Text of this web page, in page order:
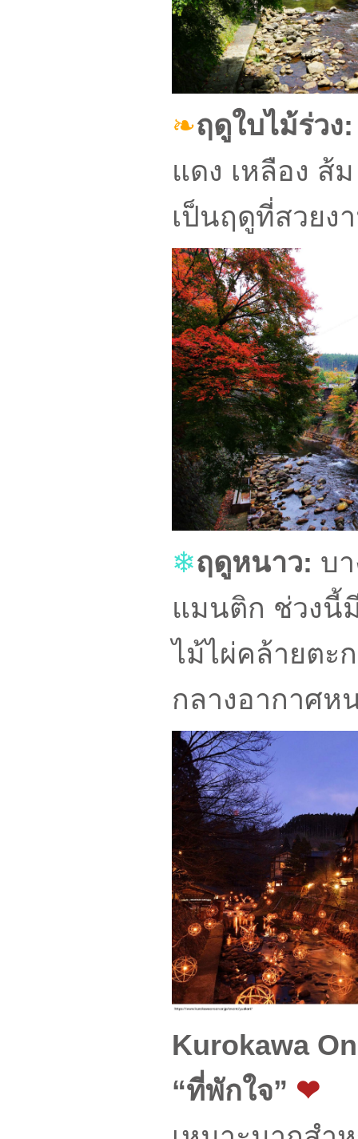
❧ฤดูใบไม้ร่วง:
แดง เหลือง ส้
เป็นฤดูที่สวย
❄ฤดูหนาว: บ
แมนติก ช่วงนี้
ไม้ไผ่คล้ายตะ
กลางอากาศ
Kurokawa
“ที่พักใจ” ❤